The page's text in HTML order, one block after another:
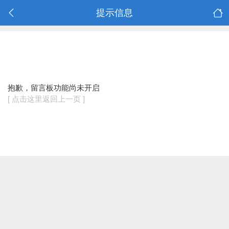
提示信息
抱歉，留言板功能尚未开启
[ 点击这里返回上一页 ]